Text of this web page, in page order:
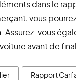
dans le
vous
Assurez-vous
avant de
Rapport